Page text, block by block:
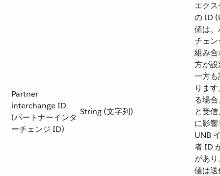
Partner
interchange ID
(パートナーインタ
ーチェンジ ID)
String (文字列)
エク
の ID
値は
チェ
組み
方が
一方
りま
る場
と受
に影
UNB
者 ID
があ
値は